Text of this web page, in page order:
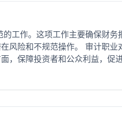
工作。这项工作主要确保财务
风险和不规范操作。 审计职业
，保障投资者和公众利益，促